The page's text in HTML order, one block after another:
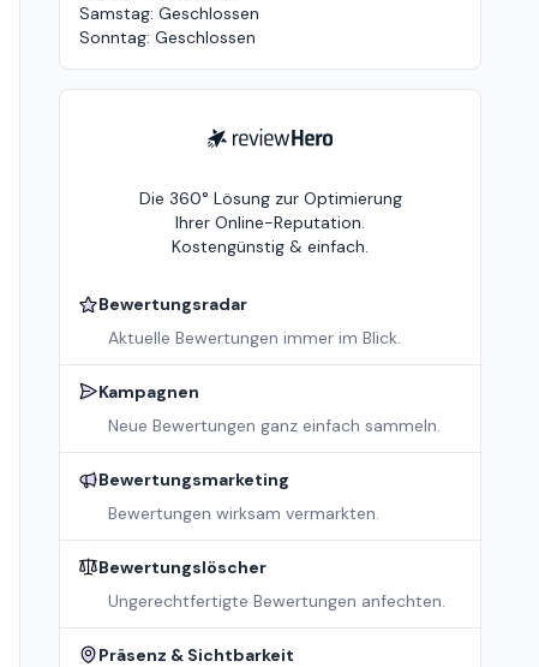
Samstag: Geschlossen
Sonntag: Geschlossen
ReviewHero
Die 360° Lösung zur Optimierung
Ihrer Online-Reputation.
Kostengünstig & einfach.
Bewertungsradar
Aktuelle Bewertungen immer im Blick.
Kampagnen
Neue Bewertungen ganz einfach sammeln.
Bewertungsmarketing
Bewertungen wirksam vermarkten.
Bewertungslöscher
Ungerechtfertigte Bewertungen anfechten.
Präsenz & Sichtbarkeit